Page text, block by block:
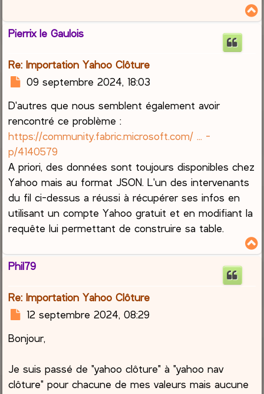
Pierrix le Gaulois
Re: Importation Yahoo Clôture
M
s
s
a
g
e
09 septembre 2024, 18:03
D'autres que nous semblent également avoir
rencontré ce problème :
https://community.fabric.microsoft.com/ ... -
p/4140579
A priori, des données sont toujours disponibles chez
Yahoo mais au format JSON. L'un des intervenants
du fil ci-dessus a réussi à récupérer ses infos en
utilisant un compte Yahoo gratuit et en modifiant la
requête lui permettant de construire sa table.
Phil79
Re: Importation Yahoo Clôture
M
s
a
g
12 septembre 2024, 08:29
Bonjour,
Je suis passé de "yahoo clôture" à "yahoo nav
clôture" pour chacune de mes valeurs mais aucune